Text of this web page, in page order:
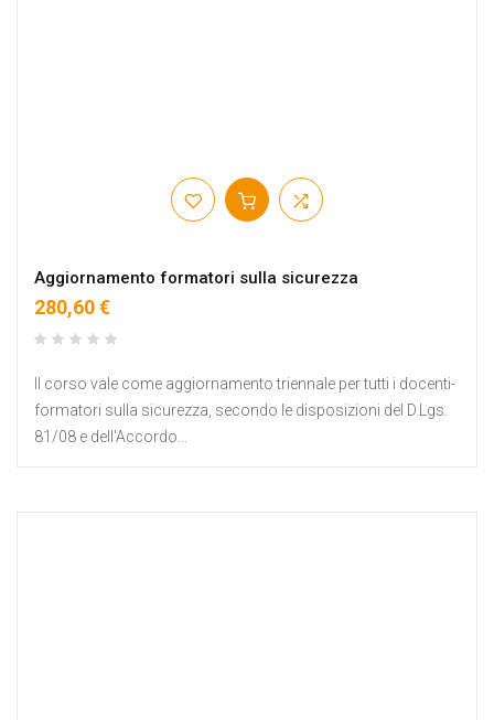
Aggiornamento formatori sulla sicurezza
280,60 €
Il corso vale come aggiornamento triennale per tutti i docenti-
formatori sulla sicurezza, secondo le disposizioni del D.Lgs.
81/08 e dell'Accordo...